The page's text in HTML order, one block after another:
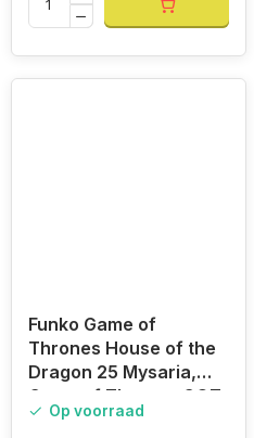
Funko Game of
Thrones House of the
Dragon 25 Mysaria,
Game of Thrones GOT
Op voorraad